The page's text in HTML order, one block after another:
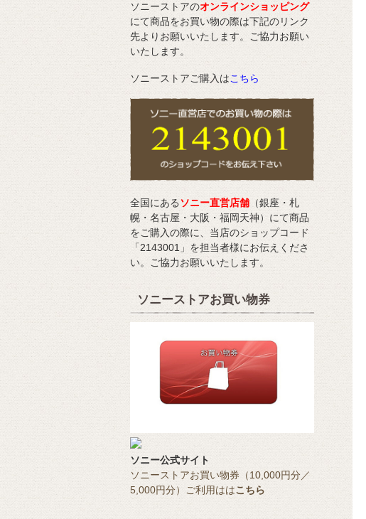
ソニーストアのオンラインショッピング
にて商品をお買い物の際は下記のリンク
先よりお願いいたします。ご協力お願い
いたします。
ソニーストアご購入はこちら
全国にあるソニー直営店舗 （銀座・札
幌・名古屋・大阪・福岡天神）にて商品
をご購入の際に、当店のショップコード
「2143001」を担当者様にお伝えくださ
い。ご協力お願いいたします。
ソニーストアお買い物券
ソニー公式サイト
ソニーストアお買い物券（10,000円分／
5,000円分）ご利用ははこちら